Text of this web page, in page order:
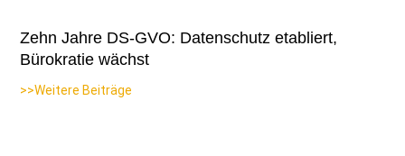
Zehn Jahre DS-GVO: Datenschutz etabliert,
Bürokratie wächst
>>Weitere Beiträge